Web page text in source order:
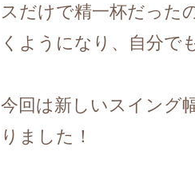
スだけで精一杯だった
くようになり、自分で
今回は新しいスイング
りました！